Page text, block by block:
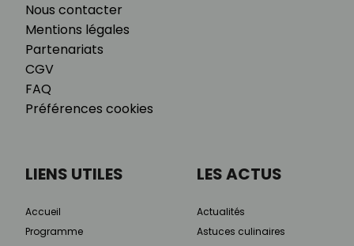
Nous contacter
Mentions légales
Partenariats
CGV
FAQ
Préférences cookies
LIENS UTILES
Accueil
Programme
LES ACTUS
Actualités
Astuces culinaires